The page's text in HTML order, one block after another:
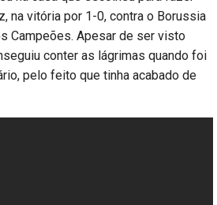
na vitória por 1-0, contra o Borussia
Campeões. Apesar de ser visto
conter as lágrimas quando foi
pelo feito que tinha acabado de